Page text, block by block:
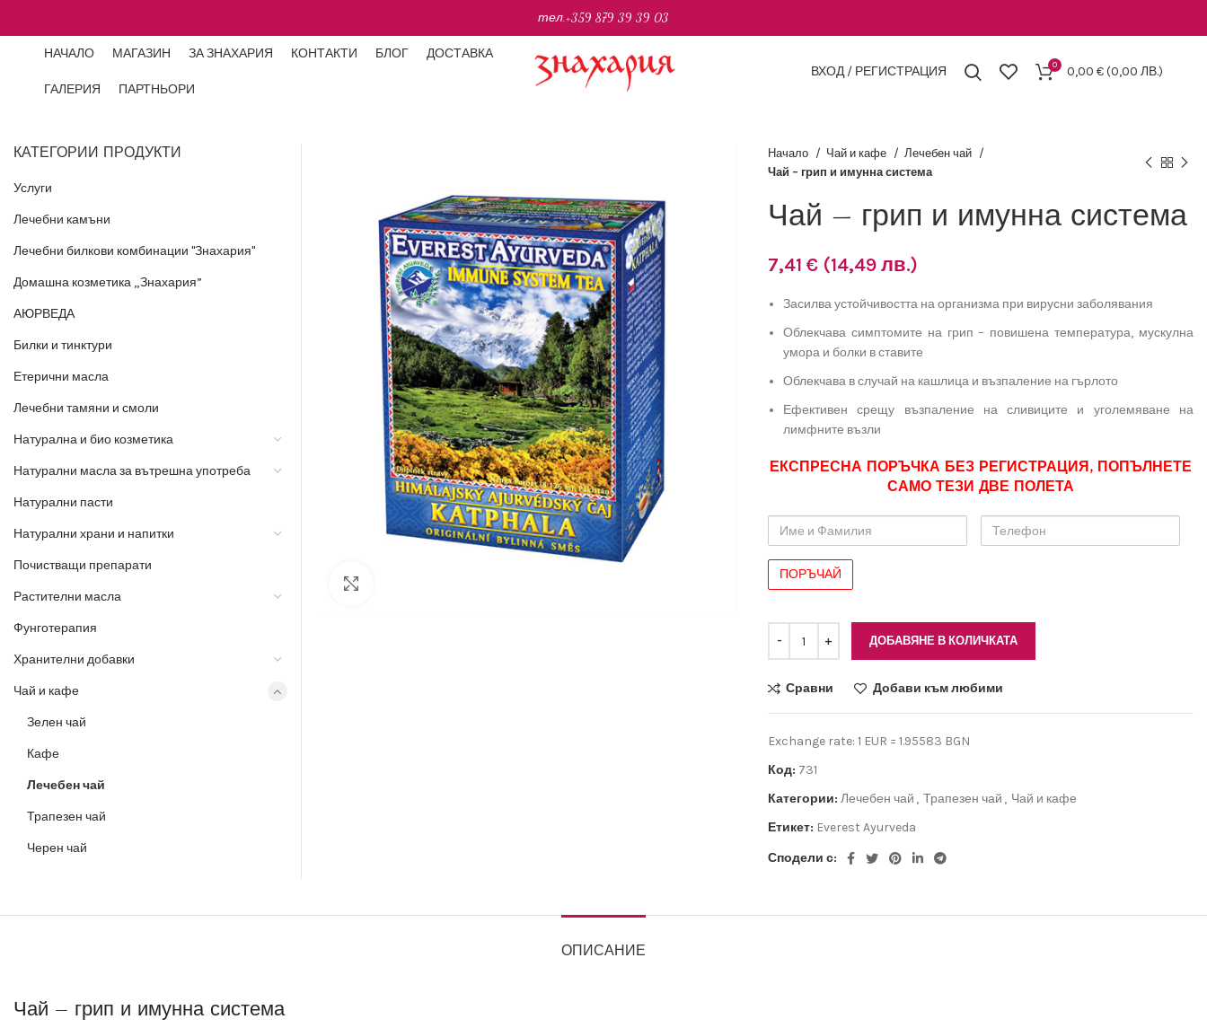
НАЧАЛО МАГАЗИН ЗА ЗНАХАРИЯ КОНТАКТИ БЛОГ ДОСТАВКА
ГАЛЕРИЯ ПАРТНЬОРИ
ВХОД / РЕГИСТРАЦИЯ 0 0,00€(0,00 ЛВ.)
Начало Чай и кафе
Лечебен чай
Чай – грип и имунна система
Чай – грип и имунна система
7,41 € (14,49 лв.)
Засилва устойчивостта на организма при вирусни заболявания
Облекчава симптомите на грип – повишена температура, мускулна
умора и болки в ставите
Облекчава в случай на кашлица и възпаление на гърлото
Ефективен срещу възпаление на сливиците и уголемяване на
лимфните възли
ЕКСПРЕСНА ПОРЪЧКА БЕЗ РЕГИСТРАЦИЯ, ПОПЪЛНЕТЕ
САМО ТЕЗИ ДВЕ ПОЛЕТА
Име
и
Фамилия
Телефон
ДОБАВЯНЕ В КОЛИЧКАТА
Сравни Добави към любими
Exchange rate: 1 EUR = 1.95583 BGN
Код: 731
Категории: Лечебен чай , Трапезен чай , Чай и кафе
Етикет: Everest Ayurveda
Сподели с:
КАТЕГОРИИ ПРОДУКТИ
Услуги
Лечебни камъни
Лечебни билкови комбинации "Знахария"
Домашна козметика „Знахария”
АЮРВЕДА
Билки и тинктури
Етерични масла
Лечебни тамяни и смоли
Натурална и био козметика
Натурални масла за вътрешна употреба
Натурални пасти
Натурални храни и напитки
Почистващи препарати
Растителни масла
Фунготерапия
Хранителни добавки
Чай и кафе
Зелен чай
Кафе
Лечебен чай
Трапезен чай
Черен чай
ОПИСАНИЕ
Чай – грип и имунна система
тел.+359 879 39 39 03